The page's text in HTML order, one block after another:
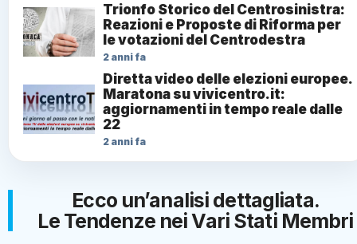
Trionfo Storico del Centrosinistra:
Reazioni e Proposte di Riforma per
le votazioni del Centrodestra
2 anni fa
Diretta video delle elezioni europee.
Maratona su vivicentro.it:
aggiornamenti in tempo reale dalle
22
2 anni fa
Ecco un’analisi dettagliata.
Le Tendenze nei Vari Stati Membri